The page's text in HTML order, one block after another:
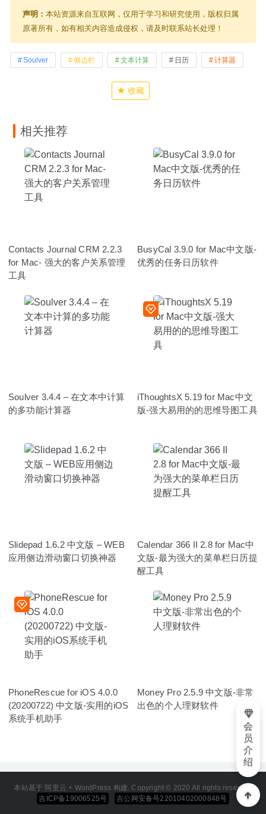
声明： 本站资源来自互联网，仅用于学习和研究使用，版权归属
原著所有，如有相关内容造成侵权，请及时联系站长处理！
Soulver 侧边栏 文本计算 日历 计算器
收藏
相关推荐
Contacts Journal CRM 2.2.3
for Mac- 强大的客户关系管理
工具
BusyCal 3.9.0 for Mac中文版-
优秀的任务日历软件
Soulver 3.4.4 – 在文本中计算
的多功能计算器
iThoughtsX 5.19 for Mac中文
版-强大易用的的思维导图工具
Slidepad 1.6.2 中文版 – WEB
应用侧边滑动窗口切换神器
Calendar 366 II 2.8 for Mac中
文版-最为强大的菜单栏日历提
醒工具
PhoneRescue for iOS 4.0.0
(20200722) 中文版-实用的iOS
系统手机助手
Money Pro 2.5.9 中文版-非常
出色的个人理财软件
本站基于 阿里云 + WordPress 构建. Copyright © 2020 All rights reserved
吉ICP备19006525号
吉公网安备号22010402000848号
会
员
介
绍